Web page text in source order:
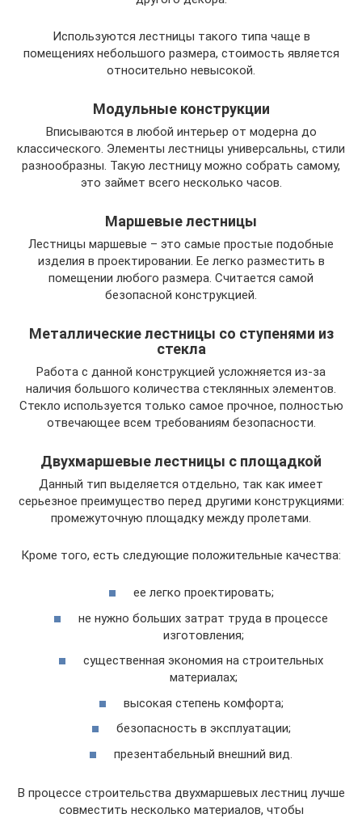
Используются лестницы такого типа чаще в
помещениях небольшого размера, стоимость является
относительно невысокой.
Модульные конструкции
Вписываются в любой интерьер от модерна до
классического. Элементы лестницы универсальны, стили
разнообразны. Такую лестницу можно собрать самому,
это займет всего несколько часов.
Маршевые лестницы
Лестницы маршевые – это самые простые подобные
изделия в проектировании. Ее легко разместить в
помещении любого размера. Считается самой
безопасной конструкцией.
Металлические лестницы со ступенями из
стекла
Работа с данной конструкцией усложняется из-за
наличия большого количества стеклянных элементов.
Стекло используется только самое прочное, полностью
отвечающее всем требованиям безопасности.
Двухмаршевые лестницы с площадкой
Данный тип выделяется отдельно, так как имеет
серьезное преимущество перед другими конструкциями:
промежуточную площадку между пролетами.
Кроме того, есть следующие положительные качества:
ее легко проектировать;
не нужно больших затрат труда в процессе
изготовления;
существенная экономия на строительных
материалах;
высокая степень комфорта;
безопасность в эксплуатации;
презентабельный внешний вид.
В процессе строительства двухмаршевых лестниц лучше
совместить несколько материалов, чтобы